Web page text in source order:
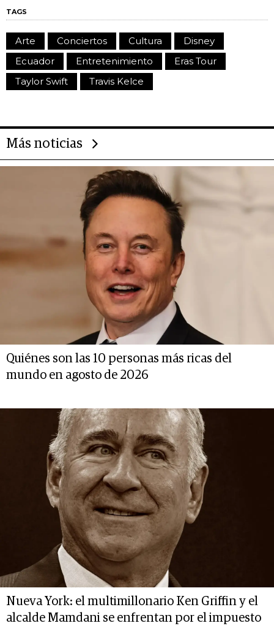
TAGS
Arte Conciertos Cultura
Disney
Ecuador
Entretenimiento
Eras Tour
Taylor Swift
Travis Kelce
Más noticias
Quiénes son las 10 personas más ricas del
mundo en agosto de 2026
Nueva York: el multimillonario Ken Griffin y el
alcalde Mamdani se enfrentan por el impuesto